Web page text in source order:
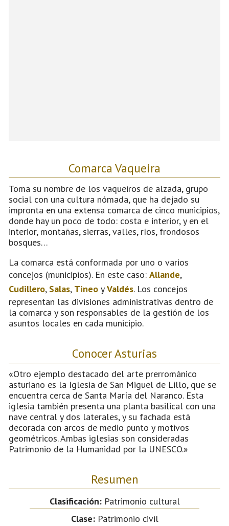
Comarca Vaqueira
Toma su nombre de los vaqueiros de alzada, grupo
social con una cultura nómada, que ha dejado su
impronta en una extensa comarca de cinco municipios,
donde hay un poco de todo: costa e interior, y en el
interior, montañas, sierras, valles, ríos, frondosos
bosques…
La comarca está conformada por uno o varios
concejos (municipios). En este caso: Allande,
Cudillero, Salas, Tineo yValdés. Los concejos
representan las divisiones administrativas dentro de
la comarca y son responsables de la gestión de los
asuntos locales en cada municipio.
Conocer Asturias
«Otro ejemplo destacado del arte prerrománico
asturiano es la Iglesia de San Miguel de Lillo, que se
encuentra cerca de Santa María del Naranco. Esta
iglesia también presenta una planta basilical con una
nave central y dos laterales, y su fachada está
decorada con arcos de medio punto y motivos
geométricos. Ambas iglesias son consideradas
Patrimonio de la Humanidad por la UNESCO.»
Resumen
Clasificación:Patrimonio cultural
Clase:Patrimonio civil